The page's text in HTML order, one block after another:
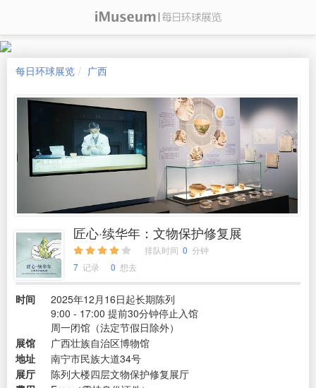
每日环球展览 广西
匠心·续华年：文物保护修复展
排队时间 0 分钟
7 记录 0 想去
时间
2025年12月16日起长期陈列
9:00 - 17:00 提前30分钟停止入馆
周一闭馆（法定节假日除外）
展馆
广西壮族自治区博物馆
地址
南宁市民族大道34号
展厅
陈列大楼四层文物保护修复展厅